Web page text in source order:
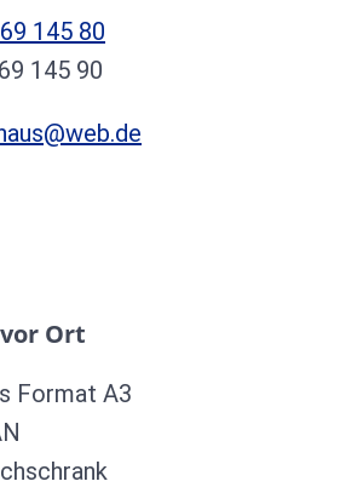
145 80
145 90
Ort
Format A3